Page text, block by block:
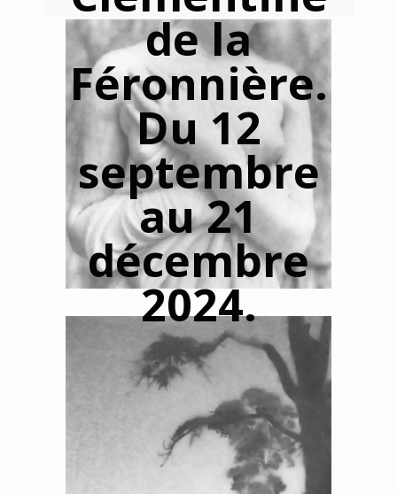
de la
Féronnière.
Du 12
septembre
au 21
décembre
2024.